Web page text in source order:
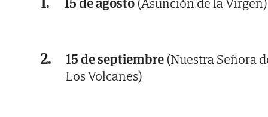
2. 15 de septiembre (Nuestra Señora
Los Volcanes)